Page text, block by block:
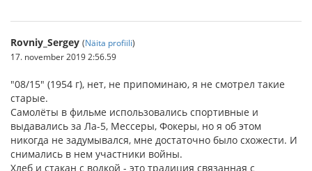
Rovniy_Sergey (Näita profiili)
17. november 2019 2:56.59
"08/15" (1954 г), нет, не припоминаю, я не смотрел такие
старые.
Самолёты в фильме использовались спортивные и
выдавались за Ла-5, Мессеры, Фокеры, но я об этом
никогда не задумывался, мне достаточно было схожести. И
снимались в нем участники войны.
Хлеб и стакан с водкой - это традиция связанная с